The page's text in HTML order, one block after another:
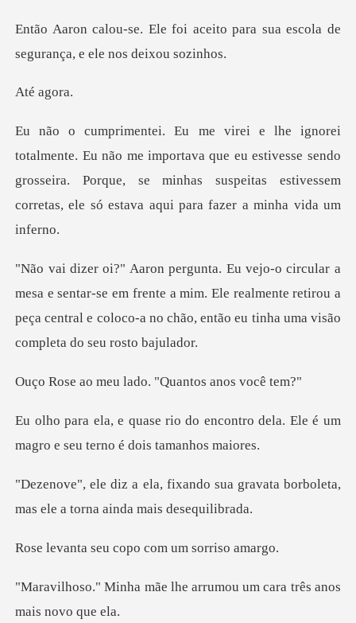
ceito para sua escola de
segura
ag
mportava que eu estivesse sendo
grosseira. Porque, se minhas suspeitas e
ar-se em frente a mim. Ele realmente retirou a
peça central e coloco
u lado. "Quanto
encontro dela. Ele é um
magro e s
o sua gravata borboleta,
mas ele
eu copo com um
lhe arrumou um cara trê